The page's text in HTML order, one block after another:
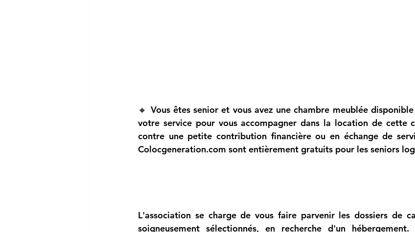
🔸 Vous êtes senior et vous avez une chambre meublée
votre service pour vous accompagner dans la location de cette
Colocgeneration.com sont entièrement gratuits pour les seniors
L'association se charge de vous faire parvenir les dossiers de
soigneusement sélectionnés, en recherche d'un